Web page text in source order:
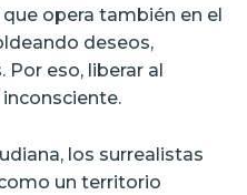
opera también en el
deseos,
eso, liberar al
los surrealistas
un territorio